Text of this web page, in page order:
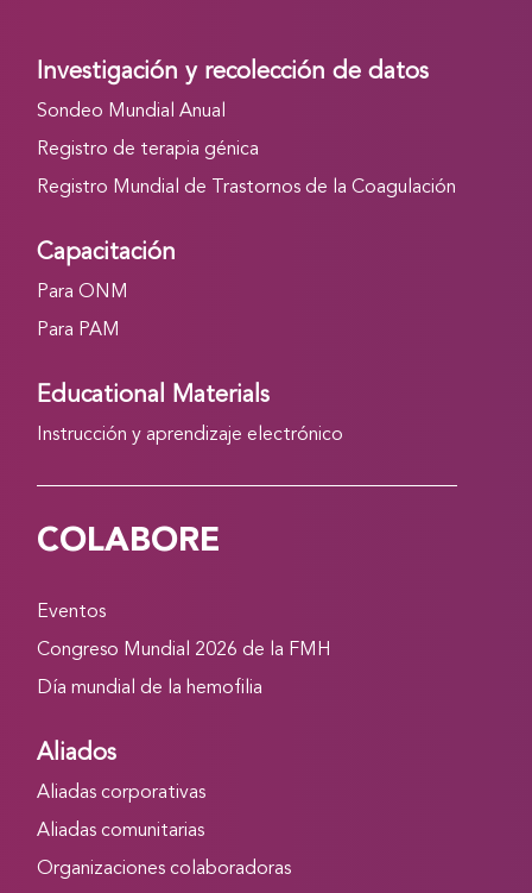
Investigación y recolección de datos
Sondeo Mundial Anual
Registro de terapia génica
Registro Mundial de Trastornos de la Coagulación
Capacitación
Para ONM
Para PAM
Educational Materials
Instrucción y aprendizaje electrónico
COLABORE
Eventos
Congreso Mundial 2026 de la FMH
Día mundial de la hemofilia
Aliados
Aliadas corporativas
Aliadas comunitarias
Organizaciones colaboradoras